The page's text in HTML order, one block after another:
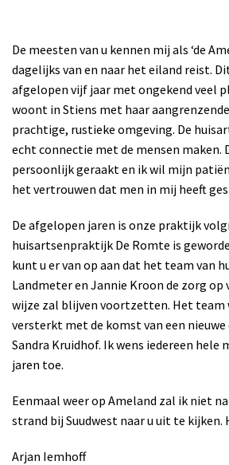
De meesten van u kennen mij als ‘de
dagelijks van en naar het eiland reist.
afgelopen vijf jaar met ongekend veel
woont in Stiens met haar
prachtige, rustieke omgeving. De
echt connectie met de mensen maken.
persoonlijk geraakt en ik wil mijn
het vertrouwen dat men in mij heeft
De afgelopen jaren is onze praktijk
huisartsenpraktijk De Romte is
kunt u er van op aan dat het team van
Landmeter en Jannie Kroon de zorg op
wijze zal blijven voortzetten. Het team
versterkt met de komst van een
Sandra Kruidhof. Ik wens iedereen hele
jaren toe.
Eenmaal weer op Ameland zal ik niet
strand bij Suudwest naar u uit te kijken.
Arjan Iemhoff